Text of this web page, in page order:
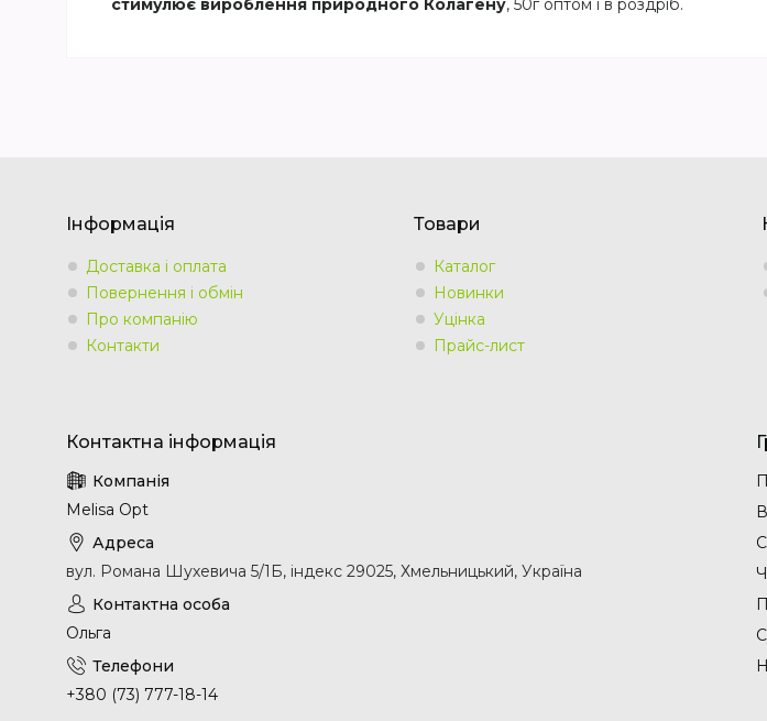
стимулює вироблення природного Колагену, 50г оптом і в роздріб.
Інформація
Доставка і оплата
Повернення і обмін
Про компанію
Контакти
Товари
Каталог
Новинки
Уцінка
Прайс-лист
Melisa Opt
вул. Романа Шухевича 5/1Б, індекс 29025, Хмельницький, Україна
Ольга
+380 (73) 777-18-14